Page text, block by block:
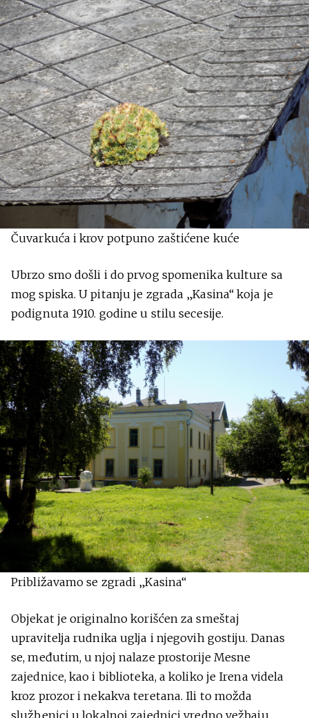
Čuvarkuća i krov potpuno zaštićene kuće
Ubrzo smo došli i do prvog spomenika kulture sa
mog spiska. U pitanju je zgrada „Kasina“ koja je
podignuta 1910. godine u stilu secesije.
Približavamo se zgradi „Kasina“
Objekat je originalno korišćen za smeštaj
upravitelja rudnika uglja i njegovih gostiju. Danas
se, međutim, u njoj nalaze prostorije Mesne
zajednice, kao i biblioteka, a koliko je Irena videla
kroz prozor i nekakva teretana. Ili to možda
službenici u lokalnoj zajednici vredno vežbaju